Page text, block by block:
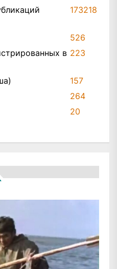
173218
526
в 223
157
264
20